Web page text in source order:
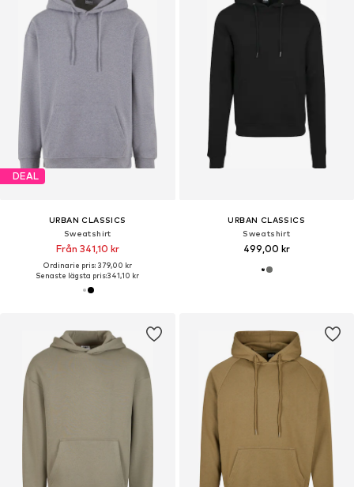
DEAL
URBAN CLASSICS
Sweatshirt
Från 341,10 kr
Ordinarie pris: 379,00 kr
Senaste lägsta pris:341,10 kr
URBAN CLASSICS
Sweatshirt
499,00 kr